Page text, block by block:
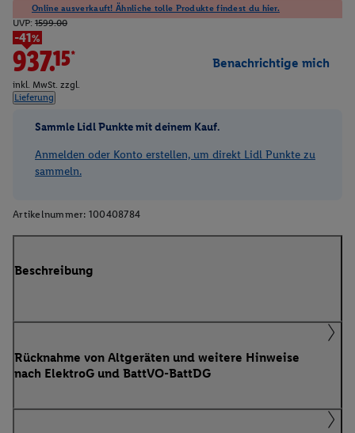
Online ausverkauft! Ähnliche tolle Produkte findest du hier.
UVP: 1599.00
-41%
937.15*
inkl. MwSt. zzgl.
Lieferung
Benachrichtige mich
Sammle Lidl Punkte mit deinem Kauf.
Anmelden oder Konto erstellen, um direkt Lidl Punkte zu
sammeln.
Artikelnummer: 100408784
Beschreibung
Rücknahme von Altgeräten und weitere Hinweise
nach ElektroG und BattVO-BattDG